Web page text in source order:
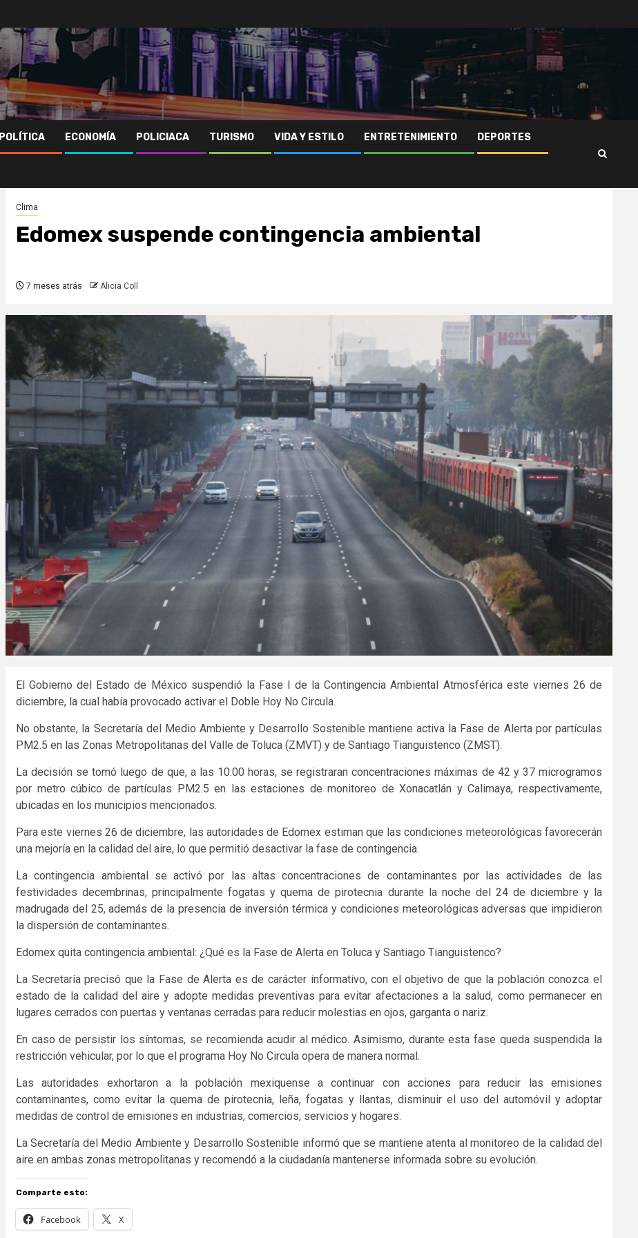
POLÍTICA ECONOMÍA POLICIACA TURISMO VIDA Y ESTILO ENTRETENIMIENTO DEPORTES
Clima
Edomex suspende contingencia ambiental
7 meses atrás Alicia Coll
El Gobierno del Estado de México suspendió la Fase I de la Contingencia Ambiental Atmosférica este viernes 26 de
diciembre, la cual había provocado activar el Doble Hoy No Circula.
No obstante, la Secretaría del Medio Ambiente y Desarrollo Sostenible mantiene activa la Fase de Alerta por partículas
PM2.5 en las Zonas Metropolitanas del Valle de Toluca (ZMVT) y de Santiago Tianguistenco (ZMST).
La decisión se tomó luego de que, a las 10:00 horas, se registraran concentraciones máximas de 42 y 37 microgramos
por metro cúbico de partículas PM2.5 en las estaciones de monitoreo de Xonacatlán y Calimaya, respectivamente,
ubicadas en los municipios mencionados.
Para este viernes 26 de diciembre, las autoridades de Edomex estiman que las condiciones meteorológicas favorecerán
una mejoría en la calidad del aire, lo que permitió desactivar la fase de contingencia.
La contingencia ambiental se activó por las altas concentraciones de contaminantes por las actividades de las
festividades decembrinas, principalmente fogatas y quema de pirotecnia durante la noche del 24 de diciembre y la
madrugada del 25, además de la presencia de inversión térmica y condiciones meteorológicas adversas que impidieron
la dispersión de contaminantes.
Edomex quita contingencia ambiental: ¿Qué es la Fase de Alerta en Toluca y Santiago Tianguistenco?
La Secretaría precisó que la Fase de Alerta es de carácter informativo, con el objetivo de que la población conozca el
estado de la calidad del aire y adopte medidas preventivas para evitar afectaciones a la salud, como permanecer en
lugares cerrados con puertas y ventanas cerradas para reducir molestias en ojos, garganta o nariz.
En caso de persistir los síntomas, se recomienda acudir al médico. Asimismo, durante esta fase queda suspendida la
restricción vehicular, por lo que el programa Hoy No Circula opera de manera normal.
Las autoridades exhortaron a la población mexiquense a continuar con acciones para reducir las emisiones
contaminantes, como evitar la quema de pirotecnia, leña, fogatas y llantas, disminuir el uso del automóvil y adoptar
medidas de control de emisiones en industrias, comercios, servicios y hogares.
La Secretaría del Medio Ambiente y Desarrollo Sostenible informó que se mantiene atenta al monitoreo de la calidad del
aire en ambas zonas metropolitanas y recomendó a la ciudadanía mantenerse informada sobre su evolución.
Comparte esto:
Facebook X